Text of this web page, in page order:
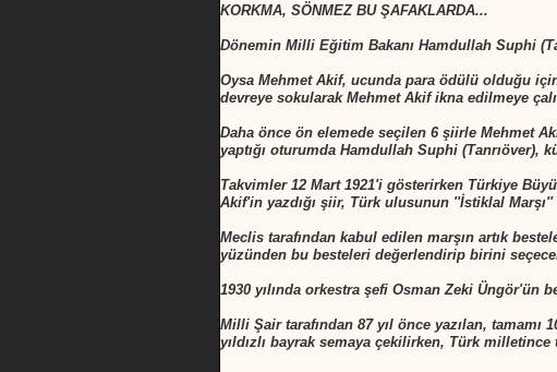
KORKMA, SÖNMEZ BU ŞAFAKLARDA...
Dönemin Milli Eğitim Bakanı Hamdullah Suphi
Oysa Mehmet Akif, ucunda para ödülü olduğu
devreye sokularak Mehmet Akif ikna edilmeye
Daha önce ön elemede seçilen 6 şiirle Mehmet
yaptığı oturumda Hamdullah Suphi
Takvimler 12 Mart 1921'i gösterirken Türkiye
Akif'in yazdığı şiir, Türk ulusunun ''İstiklal Marşı''
Meclis tarafından kabul edilen marşın artık
yüzünden bu besteleri değerlendirip birini
1930 yılında orkestra şefi Osman Zeki Üngör'ün
Milli Şair tarafından 87 yıl önce yazılan, tamamı
yıldızlı bayrak semaya çekilirken, Türk